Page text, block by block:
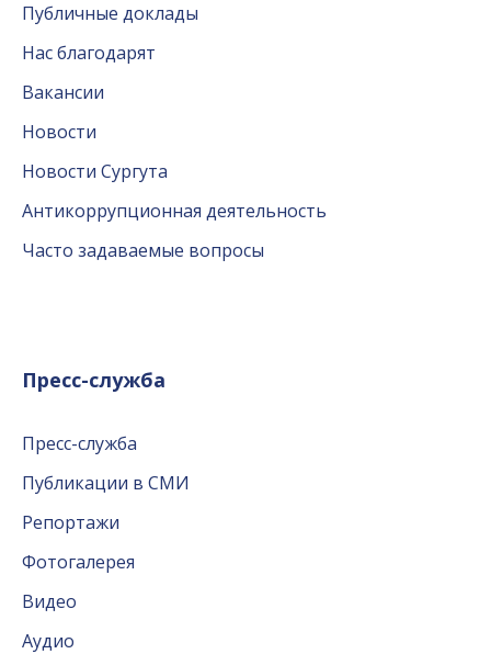
Публичные доклады
Нас благодарят
Вакансии
Новости
Новости Сургута
Антикоррупционная деятельность
Часто задаваемые вопросы
Пресс-служба
Пресс-служба
Публикации в СМИ
Репортажи
Фотогалерея
Видео
Аудио